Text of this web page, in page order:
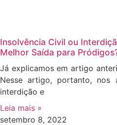
Insolvência Civil ou
Melhor Saída para
Já explicamos em artigo
Nesse artigo, portanto, nos
interdição e
Leia mais »
setembro 8, 2022